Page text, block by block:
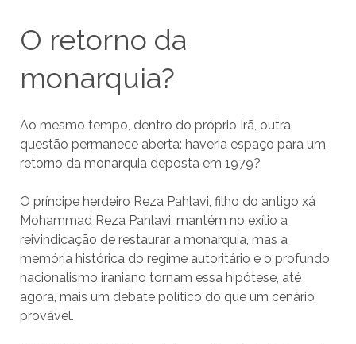
O retorno da
monarquia?
Ao mesmo tempo, dentro do próprio Irã, outra
questão permanece aberta: haveria espaço para um
retorno da monarquia deposta em 1979?
O príncipe herdeiro Reza Pahlavi, filho do antigo xá
Mohammad Reza Pahlavi, mantém no exílio a
reivindicação de restaurar a monarquia, mas a
memória histórica do regime autoritário e o profundo
nacionalismo iraniano tornam essa hipótese, até
agora, mais um debate político do que um cenário
provável.